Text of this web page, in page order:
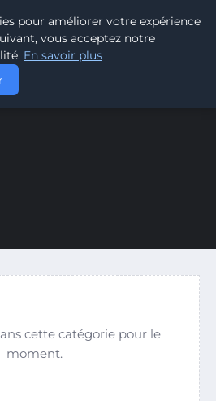
cette catégorie pour le
moment.
pour améliorer votre expérience
vous acceptez notre
En savoir plus